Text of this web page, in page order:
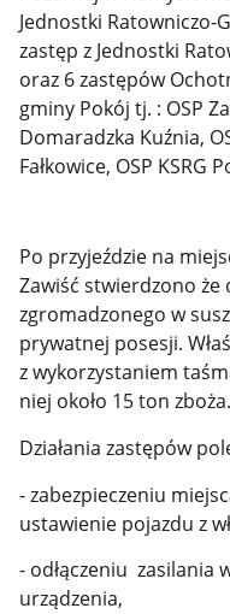
Jednostki Ratowniczo-
zastęp z Jednostki
oraz 6 zastępów
gminy Pokój tj. : OSP
Domaradzka Kuźnia,
Fałkowice, OSP KSRG
Po przyjeździe na
Zawiść stwierdzono że
zgromadzonego w
prywatnej posesji.
z wykorzystaniem
niej około 15 ton zboża.
Działania zastępów
- zabezpieczeniu
ustawienie pojazdu z
- odłączeniu zasilania
urządzenia,